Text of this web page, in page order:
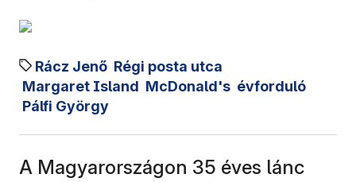
Rácz Jenő Régi posta utca
Margaret Island McDonald's évforduló
Pálfi György
A Magyarországon 35 éves lánc